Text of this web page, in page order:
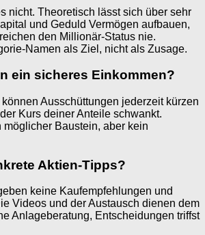
nicht. Theoretisch lässt sich über sehr
und Geduld Vermögen aufbauen,
den Millionär-Status nie.
Namen als Ziel, nicht als Zusage.
ein sicheres Einkommen?
Ausschüttungen jederzeit kürzen
Kurs deiner Anteile schwankt.
Baustein, aber kein
Aktien-Tipps?
keine Kaufempfehlungen und
Videos und der Austausch dienen dem
Anlageberatung, Entscheidungen triffst